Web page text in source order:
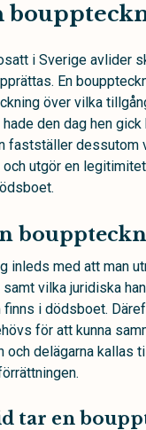
i Sverige avlider
En
över vilka
den dag hen gick
fastställer dessutom
utgör en
inleds med att man
vilka juridiska
i dödsboet.
för att kunna
och delägarna kallas
tar en